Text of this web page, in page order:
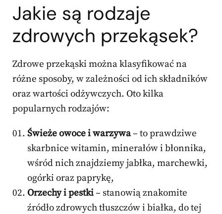
Jakie są rodzaje
zdrowych przekąsek?
Zdrowe przekąski można klasyfikować na
różne sposoby, w zależności od ich składników
oraz wartości odżywczych. Oto kilka
popularnych rodzajów:
Świeże owoce i warzywa– to prawdziwe
skarbnice witamin, minerałów i błonnika,
wśród nich znajdziemy jabłka, marchewki,
ogórki oraz paprykę,
Orzechy i pestki– stanowią znakomite
źródło zdrowych tłuszczów i białka, do tej